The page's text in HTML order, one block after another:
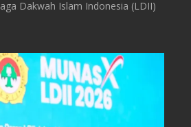
Dakwah Islam Indonesia (LDII)